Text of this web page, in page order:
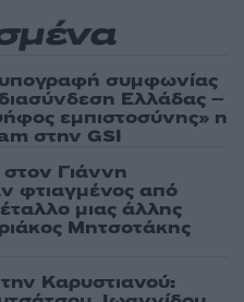
συμφωνίας
Ελλάδας –
εμπιστοσύνης» η
στην GSI
στον Γιάννη
φτιαγμένος από
μιας άλλης
Μητσοτάκης
Καρυστιανού: